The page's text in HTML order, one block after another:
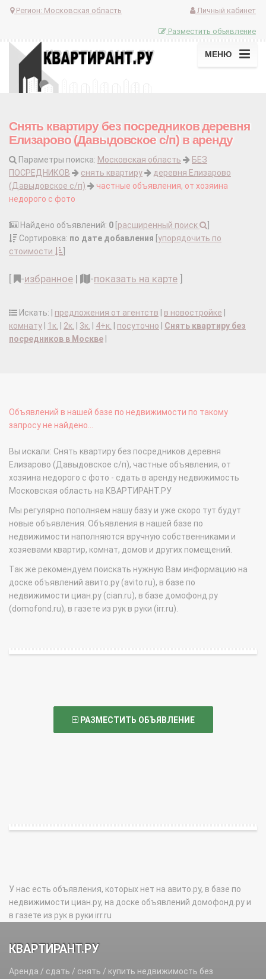
Регион: Московская область Личный кабинет
Разместить объявление
МЕНЮ
Снять квартиру без посредников деревня
Елизарово (Давыдовское с/п) в аренду
Параметры поиска: Московская область
БЕЗ
ПОСРЕДНИКОВ
снять квартиру
деревня Елизарово
(Давыдовское с/п)
частные объявления, от хозяина
недорого с фото
Найдено объявлений: 0 расширенный поиск
Сортировка: по дате добавления упорядочить по
стоимости
-избранное | -показать на карте
Искать: | предложения от агентств в новостройке
комнату
1к. 2к. 3к. 4+к. посуточно
Снять квартиру без
посредников в Москве
Объявлений в нашей базе по недвижимости по такому
запросу не найдено...
Вы искали: Снять квартиру без посредников деревня
Елизарово (Давыдовское с/п), частные объявления, от
хозяина недорого с фото - сдать в аренду недвижимость
Московская область на КВАРТИРАНТ.РУ
Мы регулярно пополняем нашу базу и уже скоро тут будут
новые объявления. Объявления в нашей базе по
недвижимости наполняются вручную собственниками и
хозяевами квартир, комнат, домов и других помещений.
Так же рекомендуем поискать нужную Вам информацию на
доске объявлений авито.ру (avito.ru), в базе по
недвижимости циан.ру (cian.ru), в базе домофонд.ру
(domofond.ru), в газете из рук в руки (irr.ru).
РАЗМЕСТИТЬ ОБЪЯВЛЕНИЕ
У нас есть объявления, которых нет на авито.ру, в базе по
недвижимости циан.ру, на доске объявлений домофонд.ру и
в газете из рук в руки irr.ru
КВАРТИРАНТ.РУ
Аренда / сдать / снять / купить недвижимость без